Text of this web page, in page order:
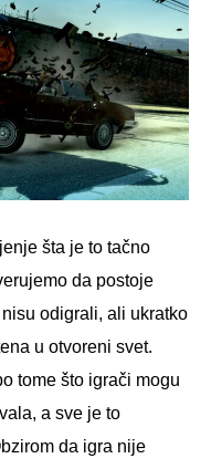
šta je to tačno
da postoje
odigrali, ali ukratko
u otvoreni svet.
tome što igrači mogu
a sve je to
da igra nije